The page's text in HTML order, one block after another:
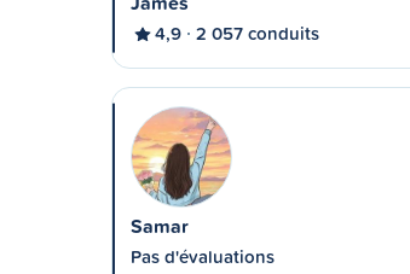
4,9 2 057 conduits
Samar
Pas d'évaluations